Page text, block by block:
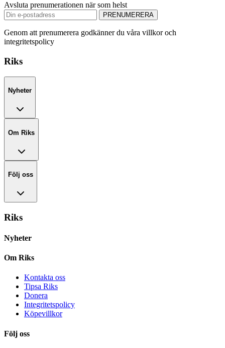
Avsluta prenumerationen när som helst
PRENUMERERA
Genom att prenumerera godkänner du våra villkor och
integritetspolicy
Riks
Nyheter
Om Riks
Följ oss
Riks
Nyheter
Om Riks
Kontakta oss
Tipsa Riks
Donera
Integritetspolicy
Köpevillkor
Följ oss